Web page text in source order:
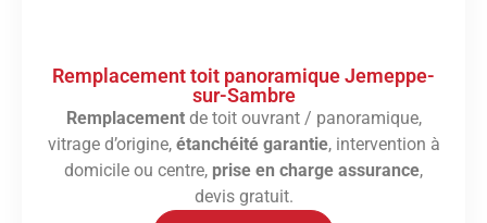
Remplacement toit panoramique Jemeppe-
sur-Sambre
Remplacementde toit ouvrant / panoramique,
vitrage d’origine, étanchéité garantie, intervention à
domicile ou centre, prise en charge assurance,
devis gratuit.